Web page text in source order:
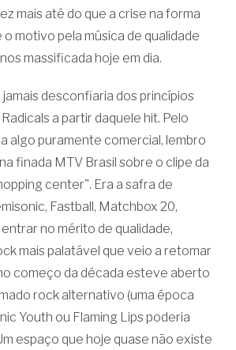
mais até do que a crise na forma
o motivo pela música de qualidade
massificada hoje em dia.
jamais desconfiaria dos princípios
a partir daquele hit. Pelo
algo puramente comercial, lembro
finada MTV Brasil sobre o clipe da
center". Era a safra de
Fastball, Matchbox 20,
no mérito de qualidade,
mais palatável que veio a retomar
começo da década esteve aberto
rock alternativo (uma época
Youth ou Flaming Lips poderia
espaço que hoje quase não existe